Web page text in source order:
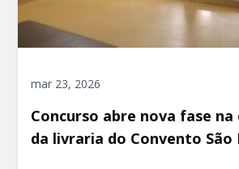
mar 23, 2026
Concurso abre nova fase
da livraria do Convento São